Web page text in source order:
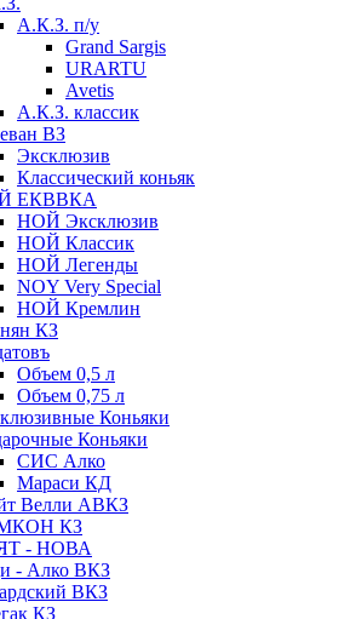
А.К.З. п/у
Grand Sargis
URARTU
Avetis
А.К.З. классик
ВЗ
Эксклюзив
Классический коньяк
ЕКВВКА
НОЙ Эксклюзив
НОЙ Классик
НОЙ Легенды
NOY Very Speсial
НОЙ Кремлин
КЗ
Объем 0,5 л
Объем 0,75 л
Коньяки
Коньяки
СИС Алко
Мараси КД
Велли АВКЗ
КЗ
- НОВА
- Алко ВКЗ
ВКЗ
КЗ